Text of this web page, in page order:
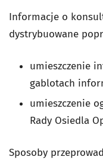
Informacje o
dystrybuowane
umieszczenie
gablotach
umieszczenie
Rady Osiedla
Sposoby